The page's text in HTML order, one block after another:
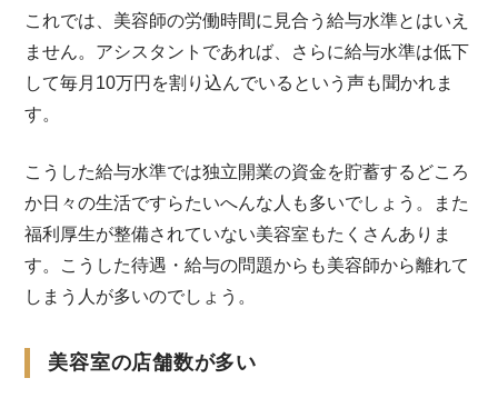
これでは、美容師の労働時間に見合う給与水準とはいえ
ません。アシスタントであれば、さらに給与水準は低下
して毎月10万円を割り込んでいるという声も聞かれま
す。
こうした給与水準では独立開業の資金を貯蓄するどころ
か日々の生活ですらたいへんな人も多いでしょう。また
福利厚生が整備されていない美容室もたくさんありま
す。こうした待遇・給与の問題からも美容師から離れて
しまう人が多いのでしょう。
美容室の店舗数が多い